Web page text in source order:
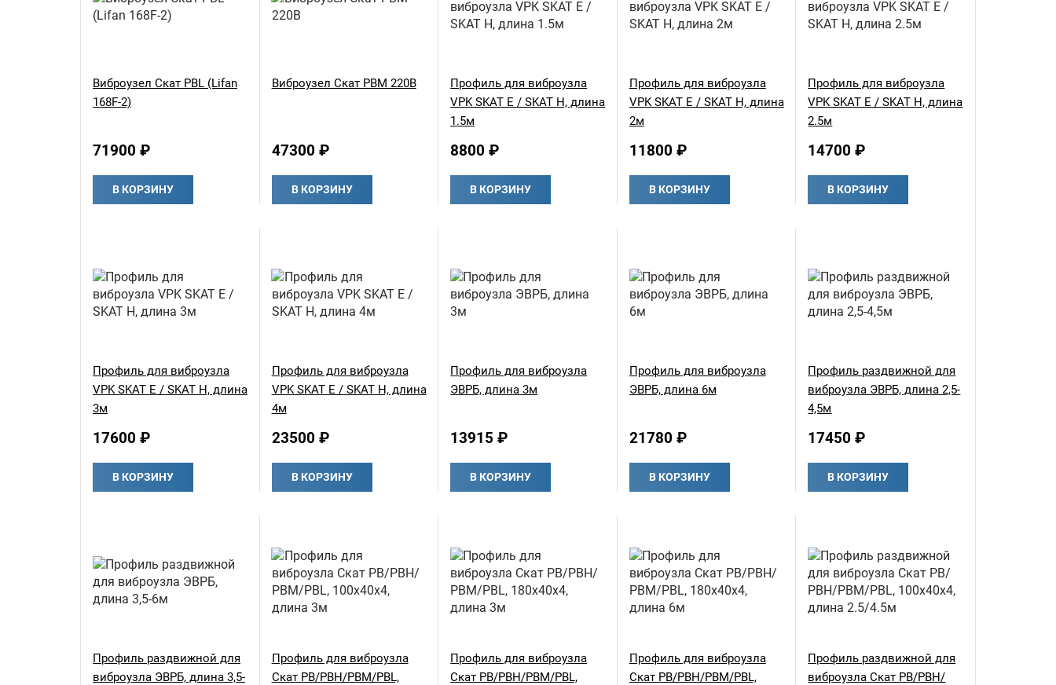
Виброузел Скат РВL (Lifan
168F-2)
71900 ₽
В КОРЗИНУ
Виброузел Скат РВМ 220В
47300 ₽
В КОРЗИНУ
Профиль для виброузла
VPK SKAT E / SKAT H, длина
1.5м
8800 ₽
В КОРЗИНУ
Профиль для виброузла
VPK SKAT E / SKAT H, длина
2м
11800 ₽
В КОРЗИНУ
Профиль для виброузла
VPK SKAT E / SKAT H, длина
2.5м
14700 ₽
В КОРЗИНУ
Профиль для виброузла
VPK SKAT E / SKAT H, длина
3м
17600 ₽
В КОРЗИНУ
Профиль для виброузла
VPK SKAT E / SKAT H, длина
4м
23500 ₽
В КОРЗИНУ
Профиль для виброузла
ЭВРБ, длина 3м
13915 ₽
В КОРЗИНУ
Профиль для виброузла
ЭВРБ, длина 6м
21780 ₽
В КОРЗИНУ
Профиль раздвижной для
виброузла ЭВРБ, длина 2,5-
4,5м
17450 ₽
В КОРЗИНУ
Профиль раздвижной для
виброузла ЭВРБ, длина 3,5-
Профиль для виброузла
Скат РВ/РВН/РВМ/PBL,
Профиль для виброузла
Скат РВ/РВН/РВМ/PBL,
Профиль для виброузла
Скат РВ/РВН/РВМ/PBL,
Профиль раздвижной для
виброузла Скат РВ/РВН/